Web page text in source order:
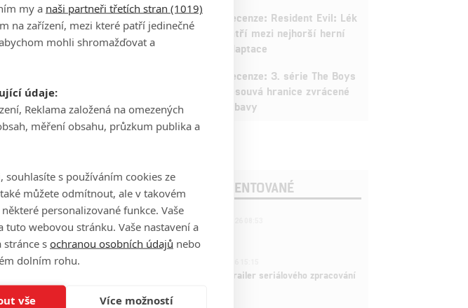
3
Recenze: Resident Evil: Lék
patří mezi nejhorší herní
adaptace
Recenze: 3. série The Boys
posouvá hranice zvrácené
zábavy
POSLEDNÍ KOMENTOVANÉ
221
拆彈專家
Harry Potter: První trailer seriálového zpracování
my a naši partneři třetích stran (1019)
na zařízení, mezi které patří jedinečné
mohli shromažďovat a
údaje:
Reklama založená na omezených
měření obsahu, průzkum publika a
s používáním cookies ze
můžete odmítnout, ale v takovém
personalizované funkce. Vaše
webovou stránku. Vaše nastavení a
s ochranou osobních údajů nebo
dolním rohu.
vše Více možností